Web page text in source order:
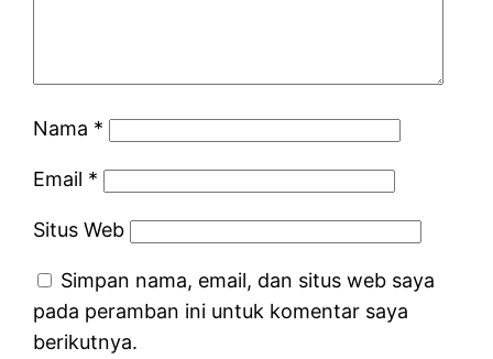
Nama *
Email *
Situs Web
Simpan nama, email, dan situs web saya
pada peramban ini untuk komentar saya
berikutnya.